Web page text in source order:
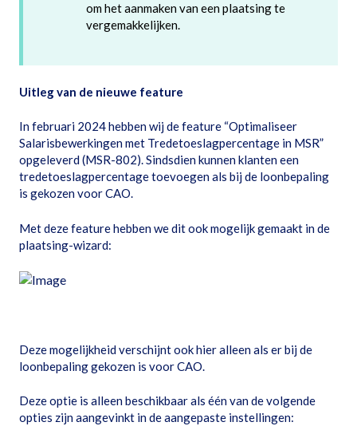
om het aanmaken van een plaatsing te
vergemakkelijken.
Uitleg van de nieuwe feature
In februari 2024 hebben wij de feature “Optimaliseer
Salarisbewerkingen met Tredetoeslagpercentage in MSR”
opgeleverd (MSR-802). Sindsdien kunnen klanten een
tredetoeslagpercentage toevoegen als bij de loonbepaling
is gekozen voor CAO.
Met deze feature hebben we dit ook mogelijk gemaakt in de
plaatsing-wizard:
Deze mogelijkheid verschijnt ook hier alleen als er bij de
loonbepaling gekozen is voor CAO.
Deze optie is alleen beschikbaar als één van de volgende
opties zijn aangevinkt in de aangepaste instellingen: